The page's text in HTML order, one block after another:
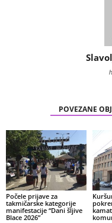
POVEZANE
Počele prijave za
takmičarske kategorije
manifestacije “Dani šljive
Blace 2026”